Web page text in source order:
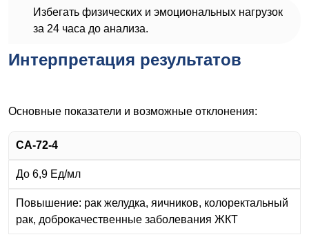
Избегать физических и эмоциональных нагрузок
за 24 часа до анализа.
Интерпретация результатов
Основные показатели и возможные отклонения:
СА-72-4
До 6,9 Ед/мл
Повышение: рак желудка, яичников, колоректальный
рак, доброкачественные заболевания ЖКТ